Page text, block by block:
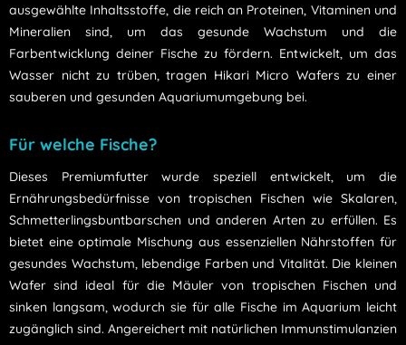
ausgewählte Inhaltsstoffe, die reich an Proteinen, Vitaminen und
Mineralien sind, um das gesunde Wachstum und die
Farbentwicklung deiner Fische zu fördern. Entwickelt, um das
Wasser nicht zu trüben, tragen Hikari Micro Wafers zu einer
sauberen und gesunden Aquariumumgebung bei.
Für welche Fische?
Dieses Premiumfutter wurde speziell entwickelt, um die
Ernährungsbedürfnisse von tropischen Fischen wie Skalaren,
Schmetterlingsbuntbarschen und anderen Arten zu erfüllen. Es
bietet eine optimale Mischung aus essenziellen Nährstoffen für
gesundes Wachstum, lebendige Farben und Vitalität. Die kleinen
Wafer sind ideal für die Mäuler von tropischen Fischen und
sinken langsam, wodurch sie für alle Fische im Aquarium leicht
zugänglich sind. Angereichert mit natürlichen Immunstimulanzien